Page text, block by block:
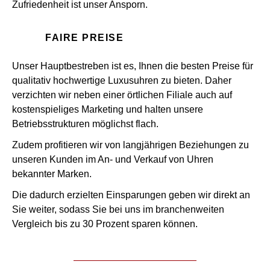
Zufriedenheit ist unser Ansporn.
FAIRE PREISE
Unser Hauptbestreben ist es, Ihnen die besten Preise für
qualitativ hochwertige Luxusuhren zu bieten. Daher
verzichten wir neben einer örtlichen Filiale auch auf
kostenspieliges Marketing und halten unsere
Betriebsstrukturen möglichst flach.
Zudem profitieren wir von langjährigen Beziehungen zu
unseren Kunden im An- und Verkauf von Uhren
bekannter Marken.
Die dadurch erzielten Einsparungen geben wir direkt an
Sie weiter, sodass Sie bei uns im branchenweiten
Vergleich bis zu 30 Prozent sparen können.